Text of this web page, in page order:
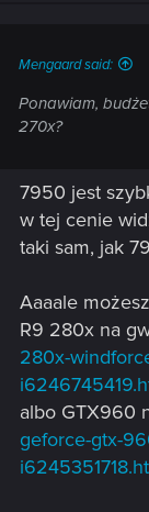
Mengaard said:
Ponawiam,
270x?
7950 jest
w tej cenie
taki sam, jak
Aaaale
R9 280x na
280x-
albo GTX960
geforce-gtx-